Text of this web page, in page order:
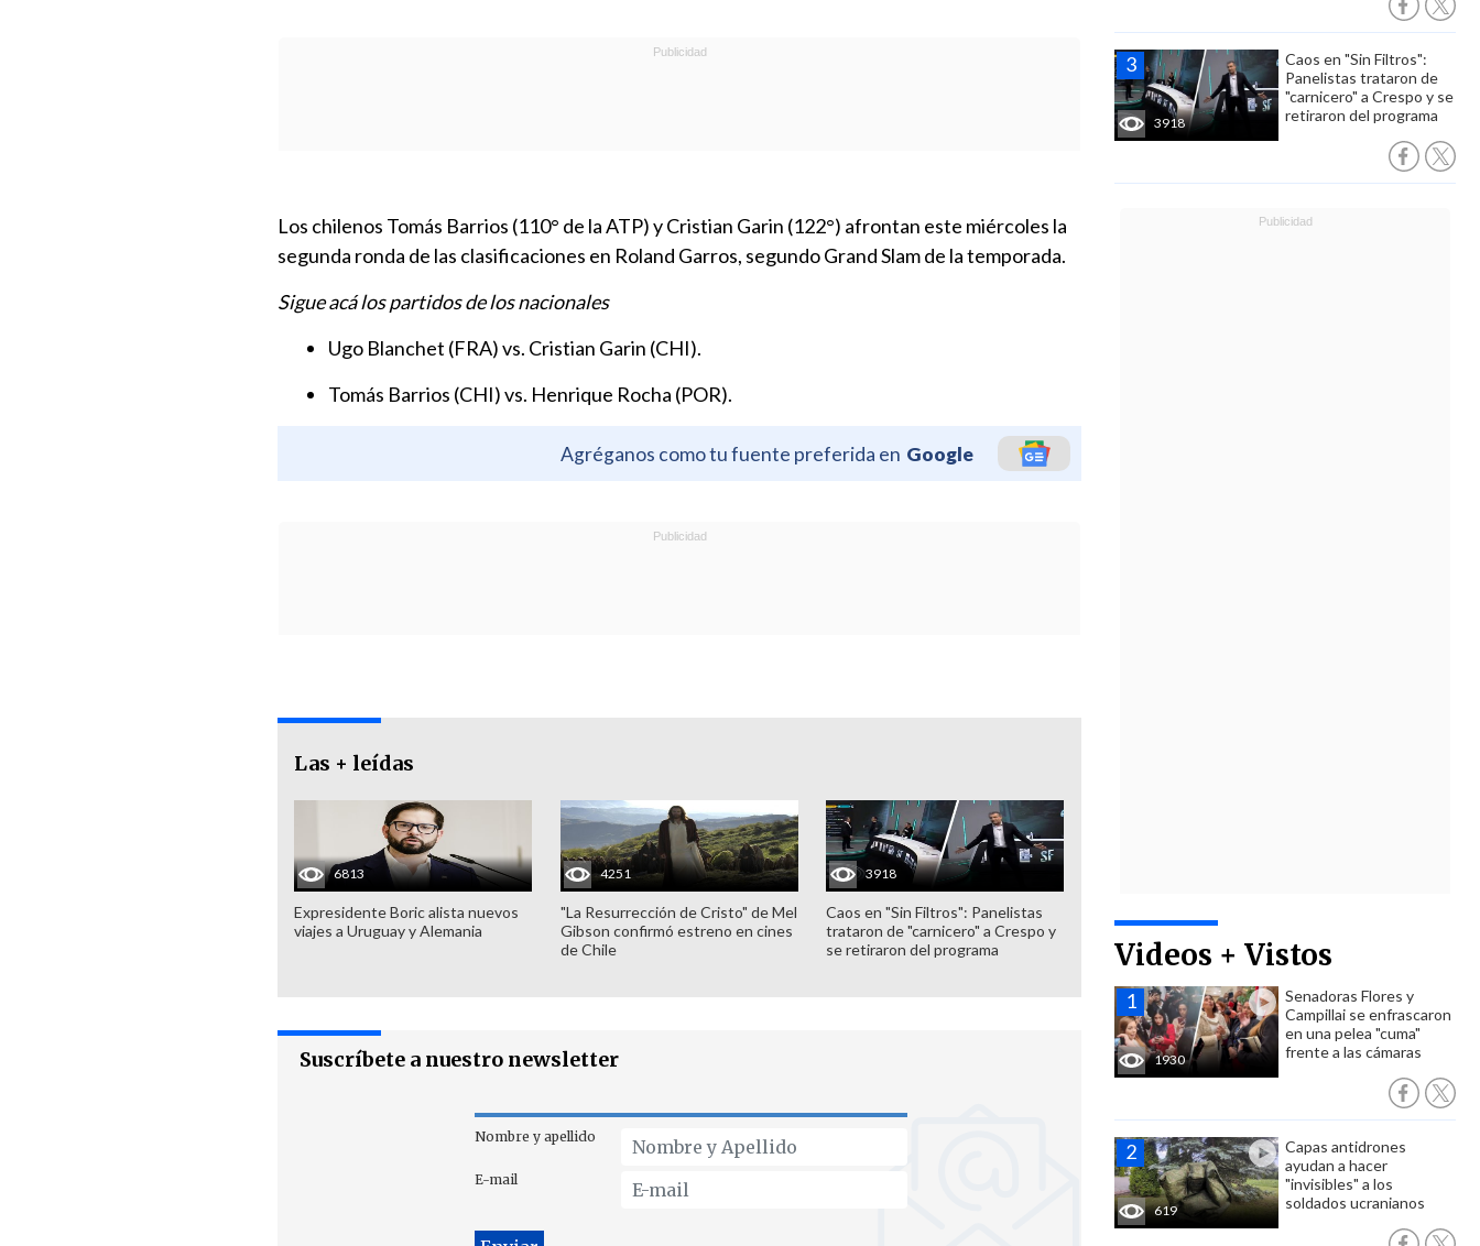
3918
Caos en "Sin Filtros":
Panelistas trataron de
"carnicero" a Crespo y se
retiraron del programa
Videos + Vistos
1930
Senadoras Flores y
Campillai se enfrascaron
en una pelea "cuma"
frente a las cámaras
619
Capas antidrones
ayudan a hacer
"invisibles" a los
soldados ucranianos
Los chilenos Tomás Barrios (110° de la ATP) y Cristian Garin (122°) afrontan este miércoles la
segunda ronda de las clasificaciones en Roland Garros, segundo Grand Slam de la temporada.
Sigue acá los partidos de los nacionales
Ugo Blanchet (FRA) vs. Cristian Garin (CHI).
Tomás Barrios (CHI) vs. Henrique Rocha (POR).
Agréganos como tu fuente preferida en Google
Las + leídas
6813
Expresidente Boric alista nuevos
viajes a Uruguay y Alemania
4251
"La Resurrección de Cristo" de Mel
Gibson confirmó estreno en cines
de Chile
3918
Caos en "Sin Filtros": Panelistas
trataron de "carnicero" a Crespo y
se retiraron del programa
Suscríbete a nuestro newsletter
Nombre y apellido
E-mail